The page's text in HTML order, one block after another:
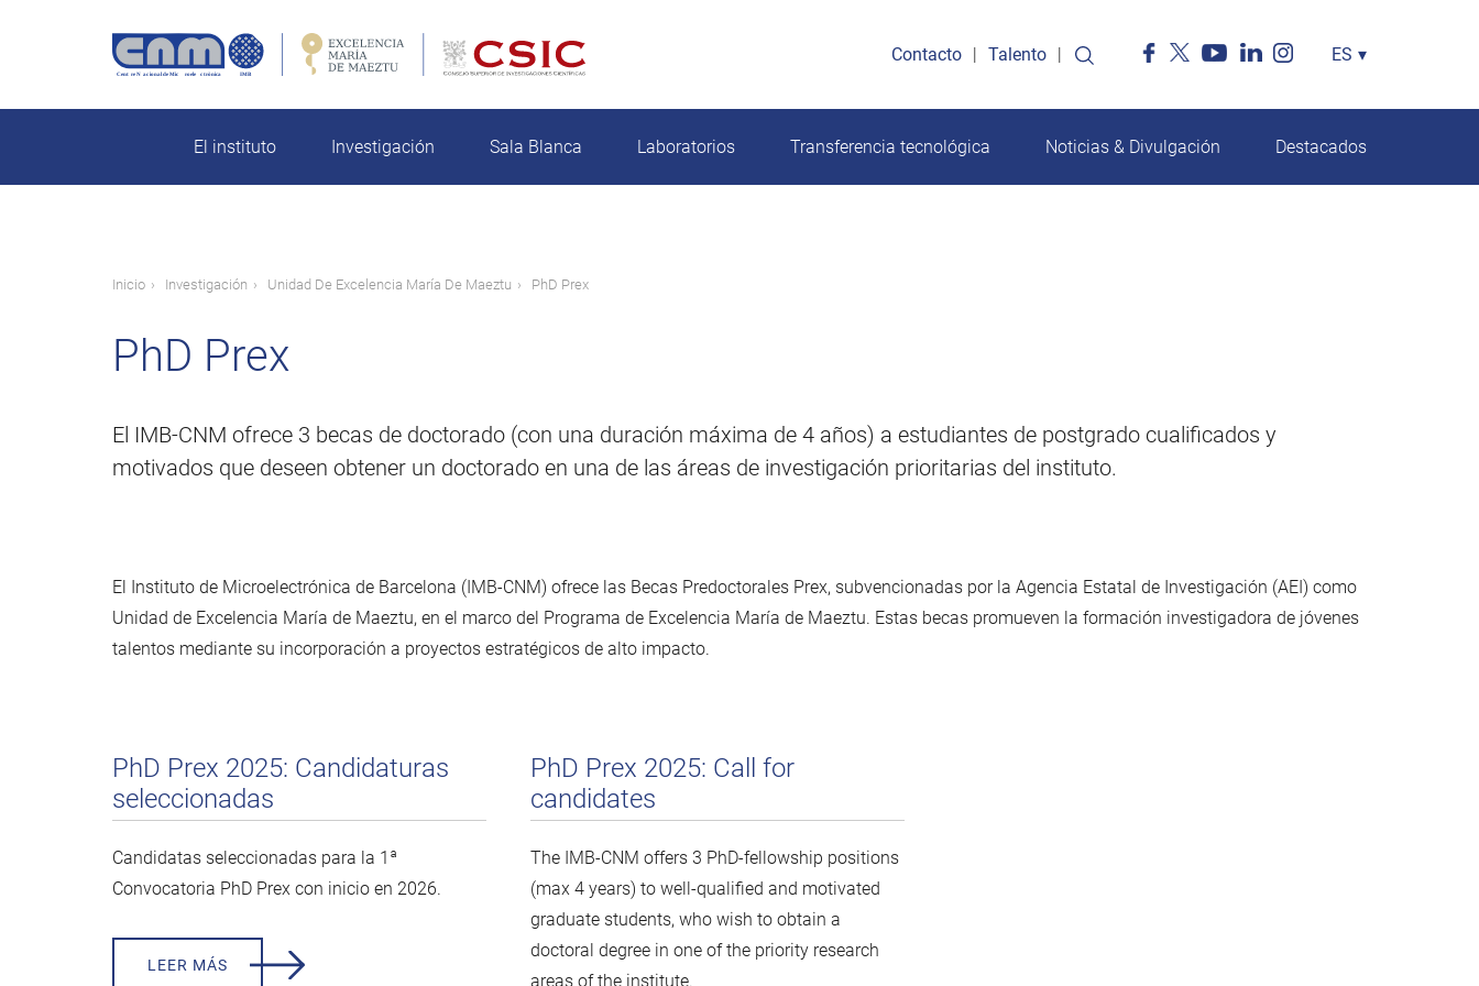
Contacto Talento
Select
ES ▾
El instituto Investigación Sala Blanca Laboratorios Transferencia tecnológica Noticias & Divulgación Destacados
Ruta
navegación
Inicio Investigación Unidad De Excelencia María De Maeztu PhD Prex
PhD Prex
El IMB-CNM ofrece 3 becas de doctorado (con una duración máxima de 4 años) a estudiantes de postgrado cualificados y
motivados que deseen obtener un doctorado en una de las áreas de investigación prioritarias del instituto.
El Instituto de Microelectrónica de Barcelona (IMB-CNM) ofrece las Becas Predoctorales Prex, subvencionadas por la Agencia Estatal de Investigación (AEI) como
Unidad de Excelencia María de Maeztu, en el marco del Programa de Excelencia María de Maeztu. Estas becas promueven la formación investigadora de jóvenes
talentos mediante su incorporación a proyectos estratégicos de alto impacto.
PhD Prex 2025: Candidaturas
seleccionadas
Candidatas seleccionadas para la 1ª
Convocatoria PhD Prex con inicio en 2026.
LEER MÁS
PhD Prex 2025: Call for
candidates
The IMB-CNM offers 3 PhD-fellowship positions
(max 4 years) to well-qualified and motivated
graduate students, who wish to obtain a
doctoral degree in one of the priority research
areas of the institute.